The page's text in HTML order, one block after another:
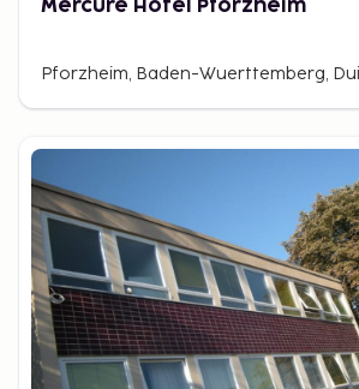
Mercure Hotel Pforzheim
Pforzheim, Baden-Wuerttemberg,